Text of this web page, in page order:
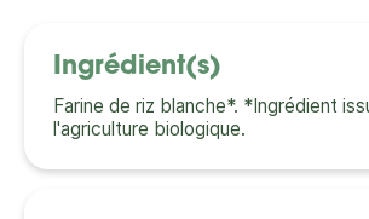
Ingrédient(s)
Farine de riz blanche*. *Ingrédient
l'agriculture biologique.